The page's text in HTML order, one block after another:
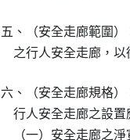
五、（安全走廊範圍
之行人安全走廊，
六、（安全走廊規格）
行人安全走廊之設
（一）安全走廊之